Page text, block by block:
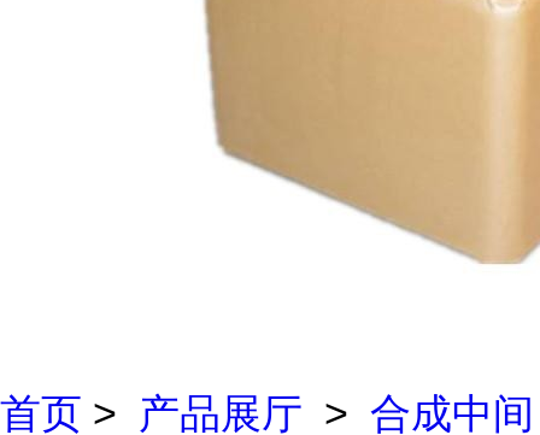
首页 > 产品展厅 > 合成中间